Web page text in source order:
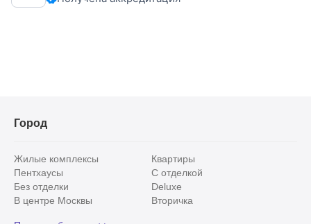
Город
Жилые комплексы
Квартиры
Пентхаусы
С отделкой
Без отделки
Deluxe
В центре Москвы
Вторичка